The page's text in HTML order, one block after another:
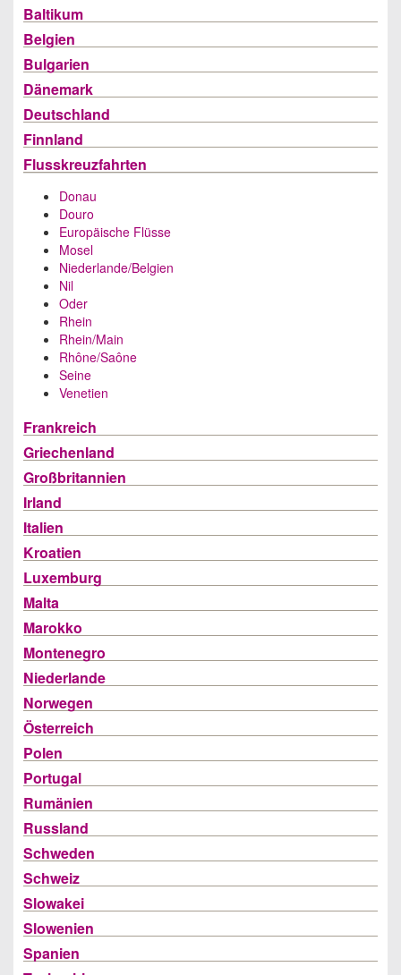
Baltikum
Belgien
Bulgarien
Dänemark
Deutschland
Finnland
Flusskreuzfahrten
Donau
Douro
Europäische Flüsse
Mosel
Niederlande/Belgien
Nil
Oder
Rhein
Rhein/Main
Rhône/Saône
Seine
Venetien
Frankreich
Griechenland
Großbritannien
Irland
Italien
Kroatien
Luxemburg
Malta
Marokko
Montenegro
Niederlande
Norwegen
Österreich
Polen
Portugal
Rumänien
Russland
Schweden
Schweiz
Slowakei
Slowenien
Spanien